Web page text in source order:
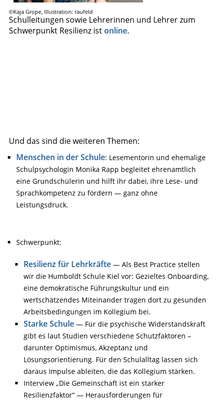
©Kaja Grope, Illustration: raufeld
Schulleitungen sowie Lehrerinnen und Lehrer zum
Schwerpunkt Resilienz istonline.
Und das sind die weiteren Themen:
Menschen in der Schule: Lesementorin und ehemalige
Schulpsychologin Monika Rapp begleitet ehrenamtlich
eine Grundschülerin und hilft ihr dabei, ihre Lese- und
Sprachkompetenz zu fördern — ganz ohne
Leistungsdruck.
Schwerpunkt:
Resilienz für Lehrkräfte— Als Best Practice stellen
wir die Humboldt Schule Kiel vor: Gezieltes Onboarding,
eine demokratische Führungskultur und ein
wertschätzendes Miteinander tragen dort zu gesunden
Arbeitsbedingungen im Kollegium bei.
Starke Schule— Für die psychische Widerstandskraft
gibt es laut Studien verschiedene Schutzfaktoren –
darunter Optimismus, Akzeptanz und
Lösungsorientierung. Für den Schulalltag lassen sich
daraus Impulse ableiten, die das Kollegium stärken.
Interview „Die Gemeinschaft ist ein starker
Resilienzfaktor“ — Herausforderungen für